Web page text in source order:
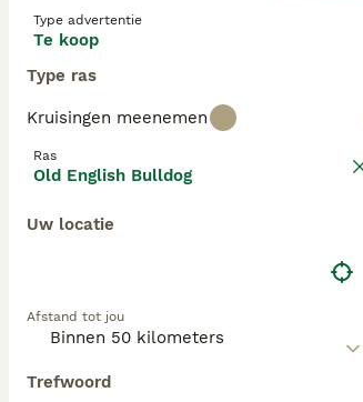
Type advertentie
Te koop
Type ras
Kruisingen meenemen
Ras
Old English Bulldog
Uw locatie
Afstand tot jou
Trefwoord